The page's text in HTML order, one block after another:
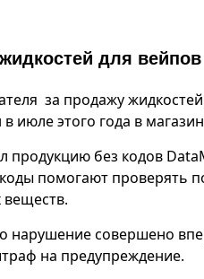
для
за продажу
этого года в
продукцию без кодов
помогают проверять
нарушение совершено
на предупреждение.